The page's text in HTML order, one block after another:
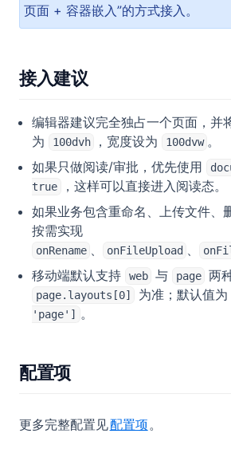
页面 + 容器嵌入”的方式接入。
接入建议
编辑器建议完全独占一个页面，并
为
100dvh ，宽度设为 100dvw 。
如果只做阅读/审批，优先使用
true
，这样可以直接进入阅读态。
如果业务包含重命名、上传文件、
按需实现
onRename 、 onFileUpload 、
移动端默认支持
web 与 page 两
page.layouts[0] 为准；默认值为
'page']
。
配置项
更多完整配置见配置项。